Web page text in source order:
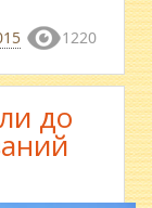
1220
до